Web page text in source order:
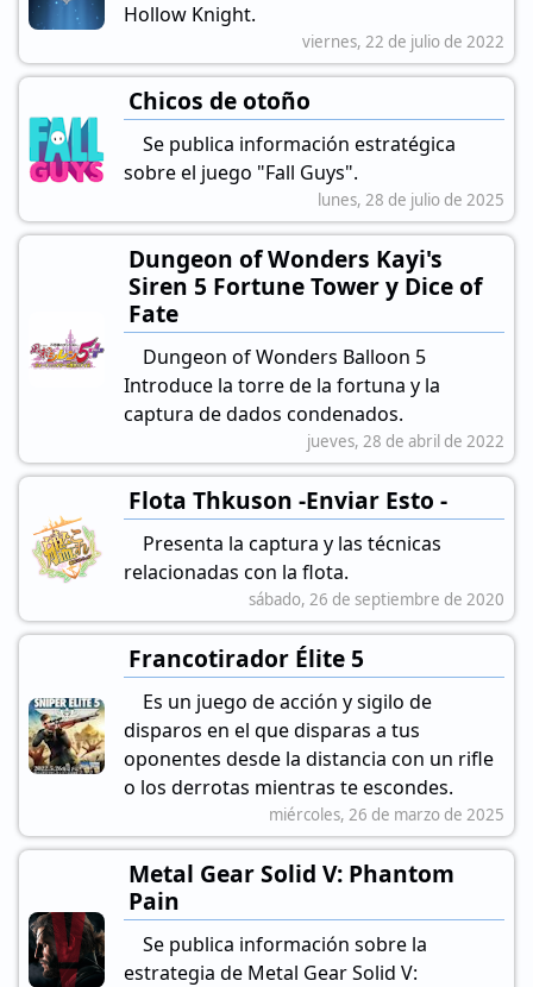
Hollow Knight.
viernes, 22 de julio de 2022
Chicos de otoño
Se publica información estratégica
sobre el juego "Fall Guys".
lunes, 28 de julio de 2025
Dungeon of Wonders Kayi's
Siren 5 Fortune Tower y Dice of
Fate
Dungeon of Wonders Balloon 5
Introduce la torre de la fortuna y la
captura de dados condenados.
jueves, 28 de abril de 2022
Flota Thkuson -Enviar Esto -
Presenta la captura y las técnicas
relacionadas con la flota.
sábado, 26 de septiembre de 2020
Francotirador Élite 5
Es un juego de acción y sigilo de
disparos en el que disparas a tus
oponentes desde la distancia con un rifle
o los derrotas mientras te escondes.
miércoles, 26 de marzo de 2025
Metal Gear Solid V: Phantom
Pain
Se publica información sobre la
estrategia de Metal Gear Solid V: